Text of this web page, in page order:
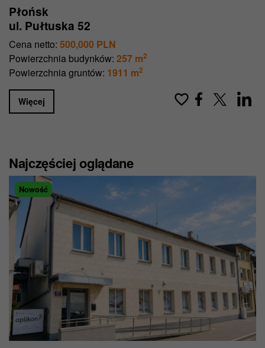
Płońsk
ul. Pułtuska 52
Cena netto: 500,000 PLN
Powierzchnia budynków: 257 m2
Powierzchnia gruntów: 1911 m2
Więcej
Najczęściej oglądane
Nowość